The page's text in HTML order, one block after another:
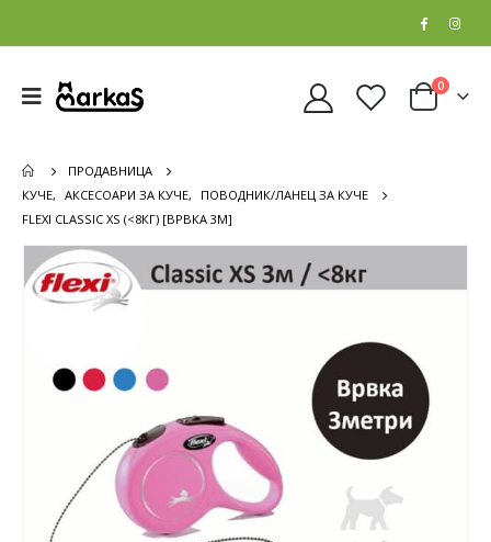
0
ПРОДАВНИЦА
КУЧЕ, АКСЕСОАРИ ЗА КУЧЕ,
ПОВОДНИК/ЛАНЕЦ ЗА КУЧЕ
FLEXI CLASSIC XS (<8КГ) [ВРВКА 3М]